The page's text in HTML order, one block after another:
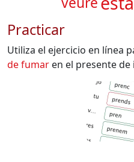
Practicar
Utiliza el ejercicio en línea
defumar en el presente de